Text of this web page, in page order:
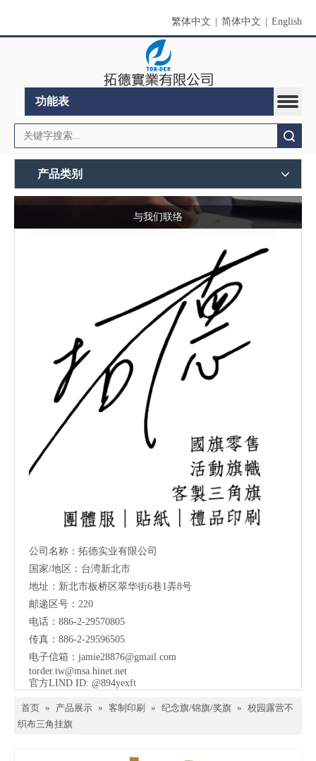
繁体中文 简体中文 English
功能表
产品类别
与我们联络
公司名称：拓德实业有限公司
国家/地区：台湾新北市
地址：新北市板桥区翠华街6巷1弄8号
邮递区号：220
电话：886-2-29570805
传真：886-2-29596505
电子信箱： jamie28876@gmail.com
torder.tw@msa.hinet.net
官方LIND ID: @894yexft
首页 » 产品展示 » 客制印刷 » 纪念旗/锦旗/奖旗 » 校园露营不
织布三角挂旗